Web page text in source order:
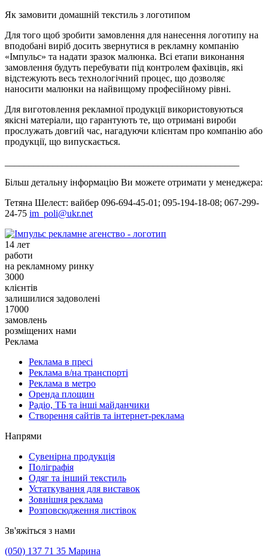
Як замовити домашній текстиль з логотипом
Для того щоб зробити замовлення для нанесення логотипу на
вподобані виріб досить звернутися в рекламну компанію
«Імпульс» та надати зразок малюнка. Всі етапи виконання
замовлення будуть перебувати під контролем фахівців, які
відстежують весь технологічний процес, що дозволяє
наносити малюнки на найвищому професійному рівні.
Для виготовлення рекламної продукції використовуються
якісні матеріали, що гарантують те, що отримані вироби
прослужать довгий час, нагадуючи клієнтам про компанію або
продукції, що випускається.
Більш детальну інформацію Ви можете отримати у менеджера:
Тетяна Шелест: вайбер 096-694-45-01; 095-194-18-08; 067-299-
24-75 im_poli@ukr.net
14 лет
работи
на рекламному ринку
3000
клієнтів
залишилися задоволені
17000
замовлень
розміщених нами
Реклама
Реклама в пресі
Реклама в/на транспорті
Реклама в метро
Оренда площин
Радіо, ТБ та інші майданчики
Створення сайтів та інтернет-реклама
Напрями
Сувенірна продукція
Поліграфія
Одяг та інший текстиль
Устаткування для виставок
Зовнішня реклама
Розповсюдження листівок
Зв'яжіться з нами
(050) 137 71 35 Марина